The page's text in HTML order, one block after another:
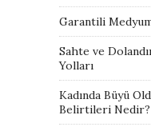
Garantili
Sahte ve
Yolları
Kadında Büyü
Belirtileri Nedir?